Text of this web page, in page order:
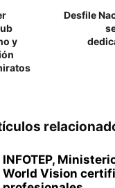
y
Desfile
INFOTEP,
World Vision